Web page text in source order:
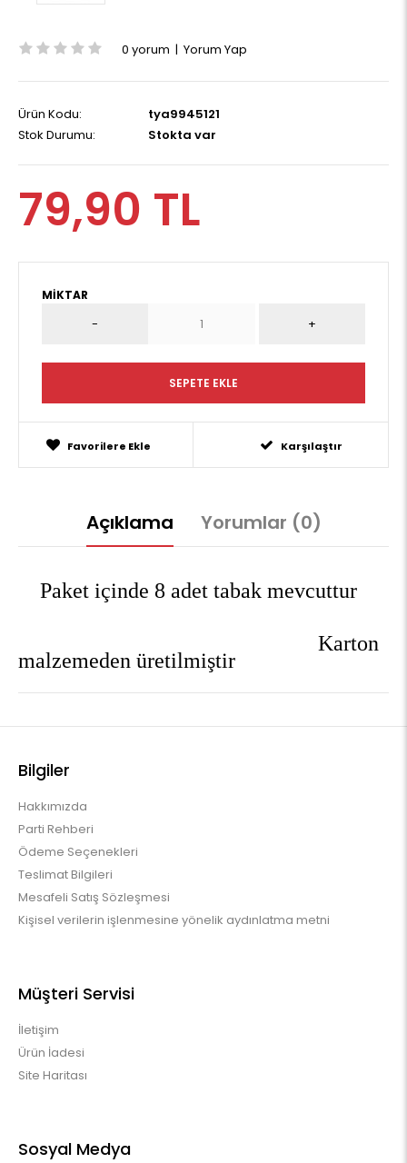
0 yorum | Yorum Yap
Ürün Kodu:
tya9945121
Stok Durumu:
Stokta var
79,90 TL
MIKTAR
Favorilere Ekle Karşılaştır
Açıklama Yorumlar (0)
Paket içinde 8 adet tabak mevcuttur
Karton
malzemeden üretilmiştir
Bilgiler
Hakkımızda
Parti Rehberi
Ödeme Seçenekleri
Teslimat Bilgileri
Mesafeli Satış Sözleşmesi
Kişisel verilerin işlenmesine yönelik aydınlatma metni
Müşteri Servisi
İletişim
Ürün İadesi
Site Haritası
Sosyal Medya